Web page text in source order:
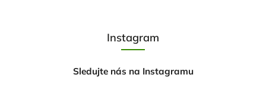
Instagram
Sledujte nás na Instagramu